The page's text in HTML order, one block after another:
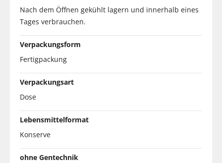
Nach dem Öffnen gekühlt lagern und innerhalb eines
Tages verbrauchen.
Verpackungsform
Fertigpackung
Verpackungsart
Dose
Lebensmittelformat
Konserve
ohne Gentechnik